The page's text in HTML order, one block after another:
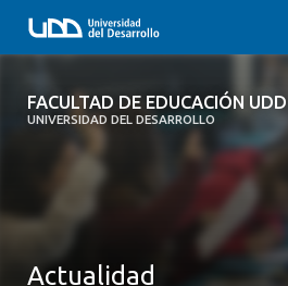
FACULTAD DE EDUCACIÓN UDD
UNIVERSIDAD DEL DESARROLLO
FACULTAD DE EDUCACIÓN UDD
Actualidad